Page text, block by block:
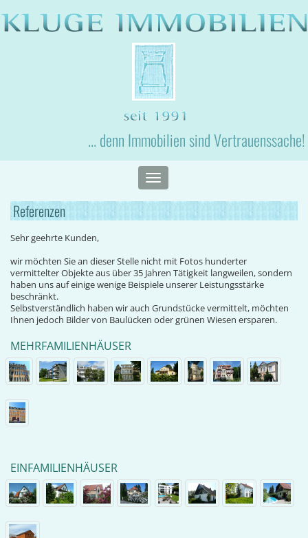
... denn Immobilien sind Vertrauenssache!
Toggle
navigation
Referenzen
Sehr geehrte Kunden,
wir möchten Sie an dieser Stelle nicht mit Fotos hunderter
vermittelter Objekte aus über 35 Jahren Tätigkeit langweilen, sondern
haben uns auf einige wenige Beispiele unserer Leistungsstärke
beschränkt.
Selbstverständlich haben wir auch Grundstücke vermittelt, möchten
Ihnen jedoch Bilder von Baulücken oder grünen Wiesen ersparen.
MEHRFAMILIENHÄUSER
EINFAMILIENHÄUSER